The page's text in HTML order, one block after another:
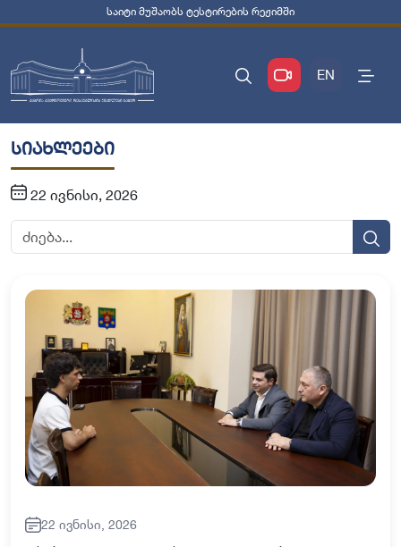
საიტი მუშაობს ტესტირების რეჟიმში
EN
სიახლეები
22 ივნისი, 2026
22 ივნისი, 2026